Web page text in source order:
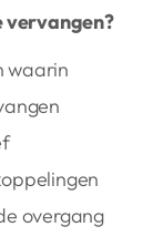
vervangen?
waarin
overgang